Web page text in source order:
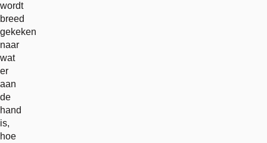
wordt
breed
gekeken
naar
wat
er
aan
de
hand
is,
hoe